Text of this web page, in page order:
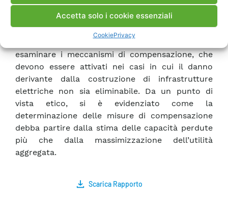
Accetta solo i cookie essenziali
CookiePrivacy
analizzando specificatamente gli aspetti più
rilevanti per la lotta alla povertà energetica nel
quadro del concetto di giustizia energetica.
esaminare i meccanismi di compensazione, che
devono essere attivati nei casi in cui il danno
derivante dalla costruzione di infrastrutture
elettriche non sia eliminabile. Da un punto di
vista etico, si è evidenziato come la
determinazione delle misure di compensazione
debba partire dalla stima delle capacità perdute
più che dalla massimizzazione dell’utilità
aggregata.
Scarica Rapporto